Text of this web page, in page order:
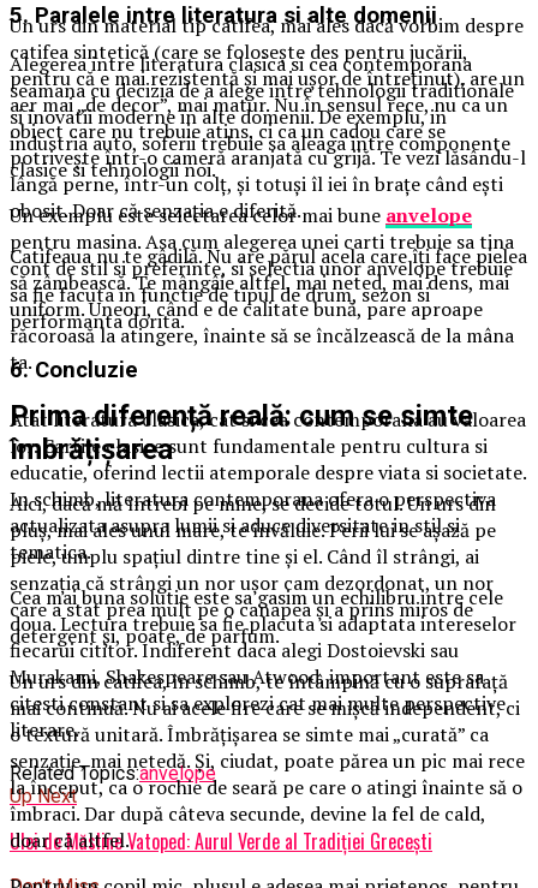
5. Paralele intre literatura si alte domenii
Alegerea intre literatura clasica si cea contemporana
seamana cu decizia de a alege intre tehnologii traditionale
si inovatii moderne in alte domenii. De exemplu, in
industria auto, soferii trebuie sa aleaga intre componente
clasice si tehnologii noi.
Un exemplu este selectarea celor mai bune anvelope
pentru masina. Asa cum alegerea unei carti trebuie sa tina
cont de stil si preferinte, si selectia unor anvelope trebuie
sa fie facuta in functie de tipul de drum, sezon si
performanta dorita.
6. Concluzie
Atat literatura clasica, cat si cea contemporana au valoarea
lor. Cartile clasice sunt fundamentale pentru cultura si
educatie, oferind lectii atemporale despre viata si societate.
In schimb, literatura contemporana ofera o perspectiva
actualizata asupra lumii si aduce diversitate in stil si
tematica.
Cea mai buna solutie este sa gasim un echilibru intre cele
doua. Lectura trebuie sa fie placuta si adaptata intereselor
fiecarui cititor. Indiferent daca alegi Dostoievski sau
Murakami, Shakespeare sau Atwood, important este sa
citesti constant si sa explorezi cat mai multe perspective
literare.
Related Topics:anvelope
Up Next
Ulei de Măsline Vatoped: Aurul Verde al Tradiției Grecești
Un urs din material tip catifea, mai ales dacă vorbim despre
catifea sintetică (care se folosește des pentru jucării,
pentru că e mai rezistentă și mai ușor de întreținut), are un
aer mai „de decor”, mai matur. Nu în sensul rece, nu ca un
obiect care nu trebuie atins, ci ca un cadou care se
potrivește într-o cameră aranjată cu grijă. Te vezi lăsându-l
lângă perne, într-un colț, și totuși îl iei în brațe când ești
obosit. Doar că senzația e diferită.
Catifeaua nu te gâdilă. Nu are părul acela care îți face pielea
să zâmbească. Te mângâie altfel, mai neted, mai dens, mai
uniform. Uneori, când e de calitate bună, pare aproape
răcoroasă la atingere, înainte să se încălzească de la mâna
ta.
Prima diferență reală: cum se simte
îmbrățișarea
Aici, dacă mă întrebi pe mine, se decide totul. Un urs din
pluș, mai ales unul mare, te învăluie. Perii lui se așază pe
piele, umplu spațiul dintre tine și el. Când îl strângi, ai
senzația că strângi un nor ușor cam dezordonat, un nor
care a stat prea mult pe o canapea și a prins miros de
detergent și, poate, de parfum.
Un urs din catifea, în schimb, te întâmpină cu o suprafață
mai continuă. Nu ai acele fire care se mișcă independent, ci
o textură unitară. Îmbrățișarea se simte mai „curată” ca
senzație, mai netedă. Și, ciudat, poate părea un pic mai rece
la început, ca o rochie de seară pe care o atingi înainte să o
îmbraci. Dar după câteva secunde, devine la fel de cald,
doar că altfel.